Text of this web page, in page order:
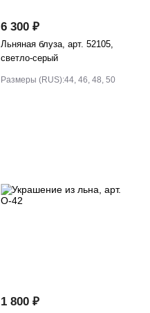
6 300 ₽
Льняная блуза, арт. 52105,
светло-серый
Размеры (RUS):44, 46, 48, 50
1 800 ₽